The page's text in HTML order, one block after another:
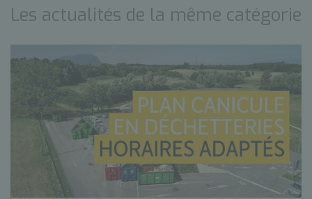
Les actualités de la même catégorie